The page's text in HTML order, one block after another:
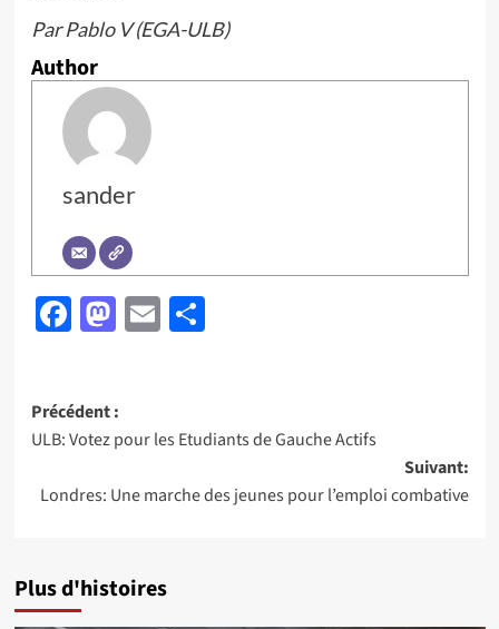
Par Pablo V (EGA-ULB)
Author
sander
Facebook
Mastodon
EmailPartager
Navigation
d’article
Précédent :
ULB: Votez pour les Etudiants de Gauche Actifs
Suivant:
Londres: Une marche des jeunes pour l’emploi combative
Plus d'histoires